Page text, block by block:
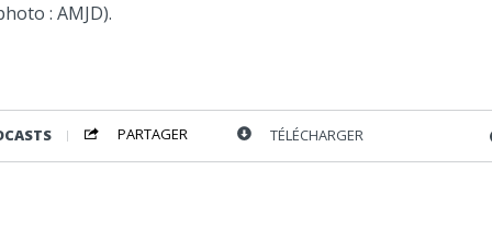
: AMJD).
PARTAGER TÉLÉCHARGER